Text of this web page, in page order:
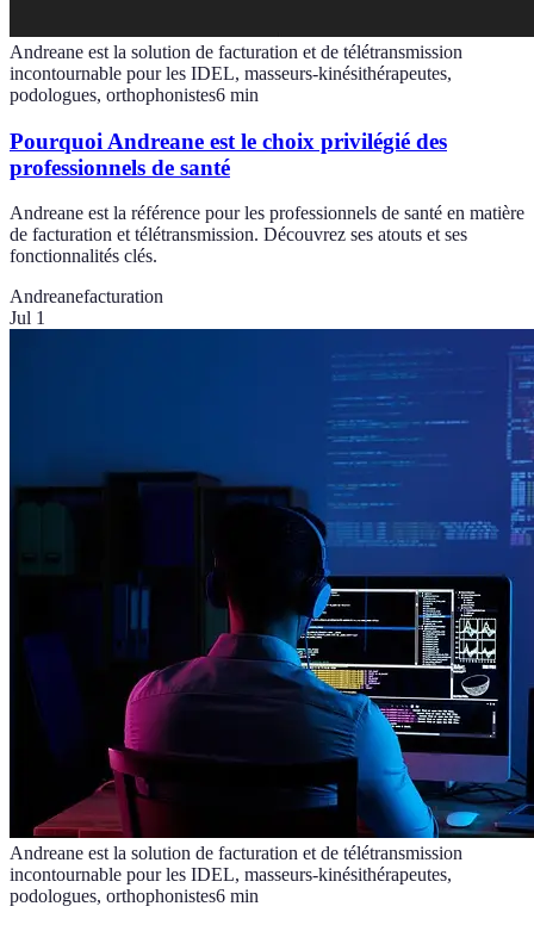
Andreane est la solution de facturation et de télétransmission
incontournable pour les IDEL, masseurs-kinésithérapeutes,
podologues, orthophonistes6 min
Pourquoi Andreane est le choix privilégié des
professionnels de santé
Andreane est la référence pour les professionnels de santé en matière
de facturation et télétransmission. Découvrez ses atouts et ses
fonctionnalités clés.
Andreanefacturation
Jul 1
Andreane est la solution de facturation et de télétransmission
incontournable pour les IDEL, masseurs-kinésithérapeutes,
podologues, orthophonistes6 min